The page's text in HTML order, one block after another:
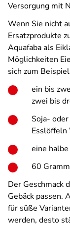
Versorgung mit
Wenn Sie nicht
Ersatzprodukte
Aquafaba als
Möglichkeiten
sich zum
ein bis
zwei bis
Soja-
Esslöffeln
eine
60
Der Geschmack
Gebäck passen.
für süße
werden, desto